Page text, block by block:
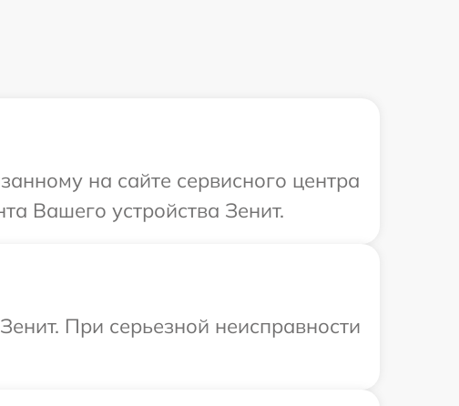
на сайте сервисного центра
Вашего устройства Зенит.
При серьезной неисправности